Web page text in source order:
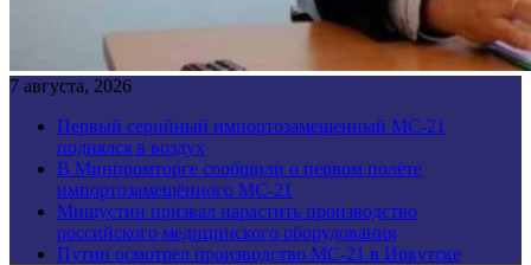
7 августа, 2026
Первый серийный импортозамещенный МС-21
поднялся в воздух
В Минпромторге сообщили о первом полёте
импортозамещённого МС-21
Мишустин призвал нарастить производство
российского медицинского оборудования
Путин осмотрел производство МС-21 в Иркутске